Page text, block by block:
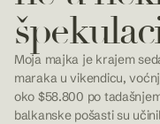
Moja majka je krajem
maraka u vikendicu,
oko $58.800 po
balkanske pošasti su